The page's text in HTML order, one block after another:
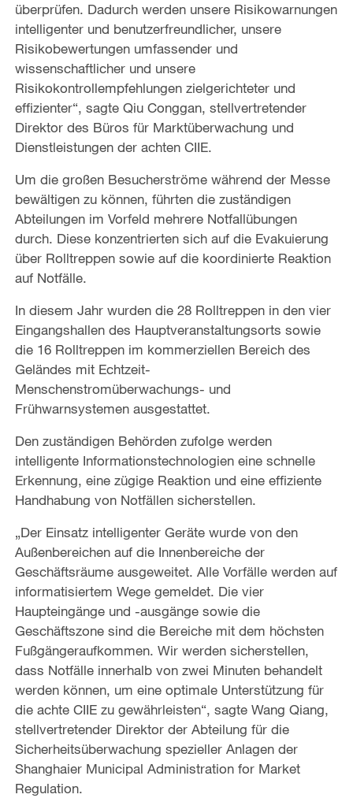
überprüfen. Dadurch werden unsere Risikowarnungen
intelligenter und benutzerfreundlicher, unsere
Risikobewertungen umfassender und
wissenschaftlicher und unsere
Risikokontrollempfehlungen zielgerichteter und
effizienter“, sagte Qiu Conggan, stellvertretender
Direktor des Büros für Marktüberwachung und
Dienstleistungen der achten CIIE.
Um die großen Besucherströme während der Messe
bewältigen zu können, führten die zuständigen
Abteilungen im Vorfeld mehrere Notfallübungen
durch. Diese konzentrierten sich auf die Evakuierung
über Rolltreppen sowie auf die koordinierte Reaktion
auf Notfälle.
In diesem Jahr wurden die 28 Rolltreppen in den vier
Eingangshallen des Hauptveranstaltungsorts sowie
die 16 Rolltreppen im kommerziellen Bereich des
Geländes mit Echtzeit-
Menschenstromüberwachungs- und
Frühwarnsystemen ausgestattet.
Den zuständigen Behörden zufolge werden
intelligente Informationstechnologien eine schnelle
Erkennung, eine zügige Reaktion und eine effiziente
Handhabung von Notfällen sicherstellen.
„Der Einsatz intelligenter Geräte wurde von den
Außenbereichen auf die Innenbereiche der
Geschäftsräume ausgeweitet. Alle Vorfälle werden auf
informatisiertem Wege gemeldet. Die vier
Haupteingänge und -ausgänge sowie die
Geschäftszone sind die Bereiche mit dem höchsten
Fußgängeraufkommen. Wir werden sicherstellen,
dass Notfälle innerhalb von zwei Minuten behandelt
werden können, um eine optimale Unterstützung für
die achte CIIE zu gewährleisten“, sagte Wang Qiang,
stellvertretender Direktor der Abteilung für die
Sicherheitsüberwachung spezieller Anlagen der
Shanghaier Municipal Administration for Market
Regulation.